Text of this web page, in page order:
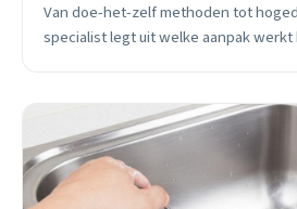
Van doe-het-zelf methoden tot
specialist legt uit welke aanpak werkt